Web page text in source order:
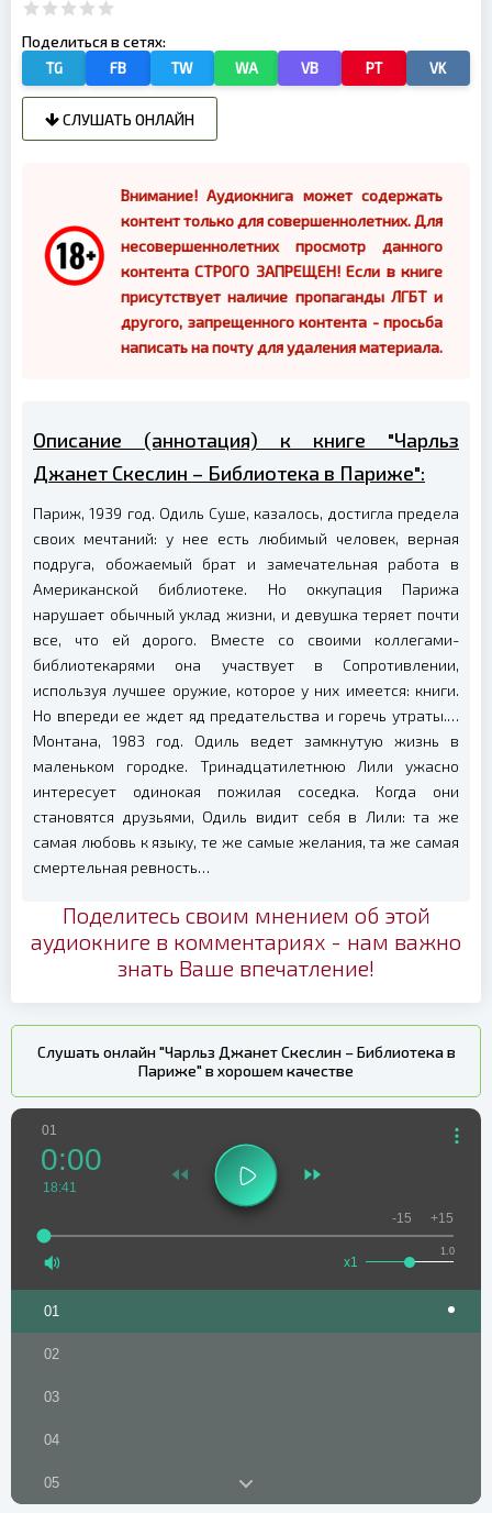
Поделиться в сетях:
TG FB TW WA VB PT VK
СЛУШАТЬ ОНЛАЙН
Внимание! Аудиокнига может содержать
контент только для совершеннолетних. Для
несовершеннолетних просмотр данного
контента СТРОГО ЗАПРЕЩЕН! Если в книге
присутствует наличие пропаганды ЛГБТ и
другого, запрещенного контента - просьба
написать на почту для удаления материала.
Описание (аннотация) к книге "Чарльз
Джанет Скеслин – Библиотека в Париже":
Париж, 1939 год. Одиль Суше, казалось, достигла предела
своих мечтаний: у нее есть любимый человек, верная
подруга, обожаемый брат и замечательная работа в
Американской библиотеке. Но оккупация Парижа
нарушает обычный уклад жизни, и девушка теряет почти
все, что ей дорого. Вместе со своими коллегами-
библиотекарями она участвует в Сопротивлении,
используя лучшее оружие, которое у них имеется: книги.
Но впереди ее ждет яд предательства и горечь утраты.…
Монтана, 1983 год. Одиль ведет замкнутую жизнь в
маленьком городке. Тринадцатилетнюю Лили ужасно
интересует одинокая пожилая соседка. Когда они
становятся друзьями, Одиль видит себя в Лили: та же
самая любовь к языку, те же самые желания, та же самая
смертельная ревность…
Поделитесь своим мнением об этой
аудиокниге в комментариях - нам важно
знать Ваше впечатление!
Слушать онлайн "Чарльз Джанет Скеслин – Библиотека в
Париже" в хорошем качестве
01
0:00
18:41
1.0
x1
-15 +15
01
02
03
04
05